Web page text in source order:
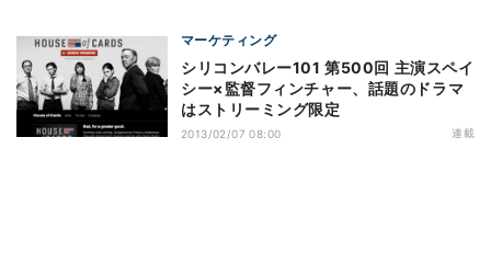
マーケティング
シリコンバレー101 第500回 主演スペイ
シー×監督フィンチャー、話題のドラマ
はストリーミング限定
2013/02/07 08:00 連載